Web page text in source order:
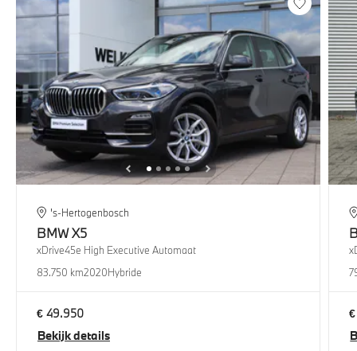
's-Hertogenbosch
BMWX5
xDrive45e High Executive Automaat
83.750 km2020Hybride
€ 49.950
Bekijk details